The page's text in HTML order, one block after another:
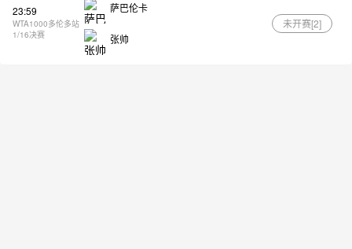
23:59
WTA1000多伦多站
1/16决赛
萨巴伦卡
张帅
未开赛[2]